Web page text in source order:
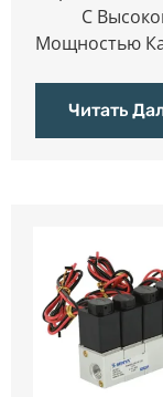
С
Мощностью
Читать